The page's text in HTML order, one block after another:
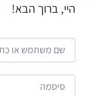
היי, ברוך הבא!